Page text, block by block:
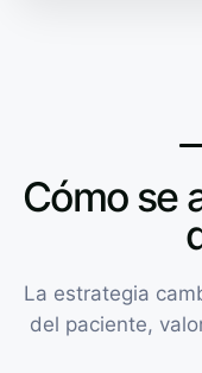
Cómo se
La estrategia
del paciente,